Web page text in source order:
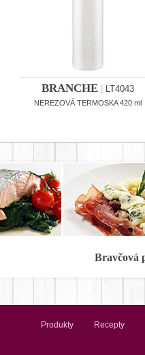
BRANCHE LT4043
NEREZOVÁ TERMOSKA 420 ml
Bravčová
Produkty Recepty